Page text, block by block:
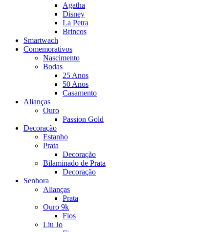
Agatha
Disney
La Petra
Brincos
Smartwach
Comemorativos
Nascimento
Bodas
25 Anos
50 Anos
Casamento
Alianças
Ouro
Passion Gold
Decoração
Estanho
Prata
Decoração
Bilaminado de Prata
Decoração
Senhora
Alianças
Prata
Ouro 9k
Fios
Liu Jo